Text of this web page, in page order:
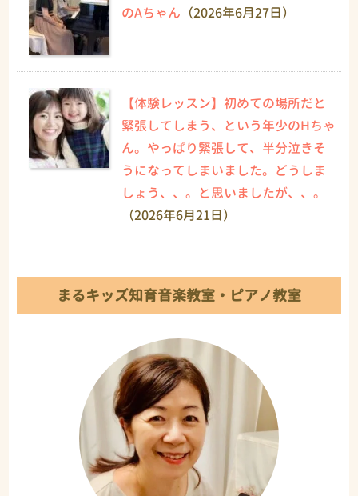
のAちゃん （2026年6月27日）
【体験レッスン】初めての場所だと
緊張してしまう、という年少のHちゃ
ん。やっぱり緊張して、半分泣きそ
うになってしまいました。どうしま
しょう、、。と思いましたが、、。
（2026年6月21日）
まるキッズ知育音楽教室・ピアノ教室